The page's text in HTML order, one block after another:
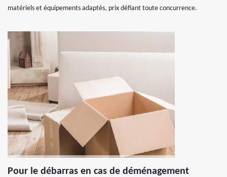
matériels et équipements adaptés, prix défiant toute concurrence.
Pour le débarras en cas de déménagement